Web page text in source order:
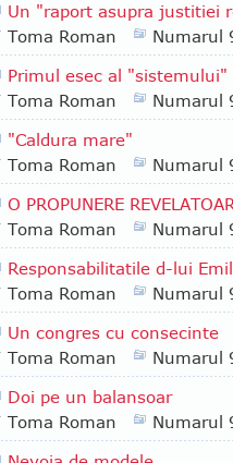
Un "raport asupra justitiei
Toma Roman
Numarul
Primul esec al "sistemului"
Toma Roman
Numarul
"Caldura mare"
Toma Roman
Numarul
O PROPUNERE
Toma Roman
Numarul
Responsabilitatile d-lui
Toma Roman
Numarul
Un congres cu consecinte
Toma Roman
Numarul
Doi pe un balansoar
Toma Roman
Numarul